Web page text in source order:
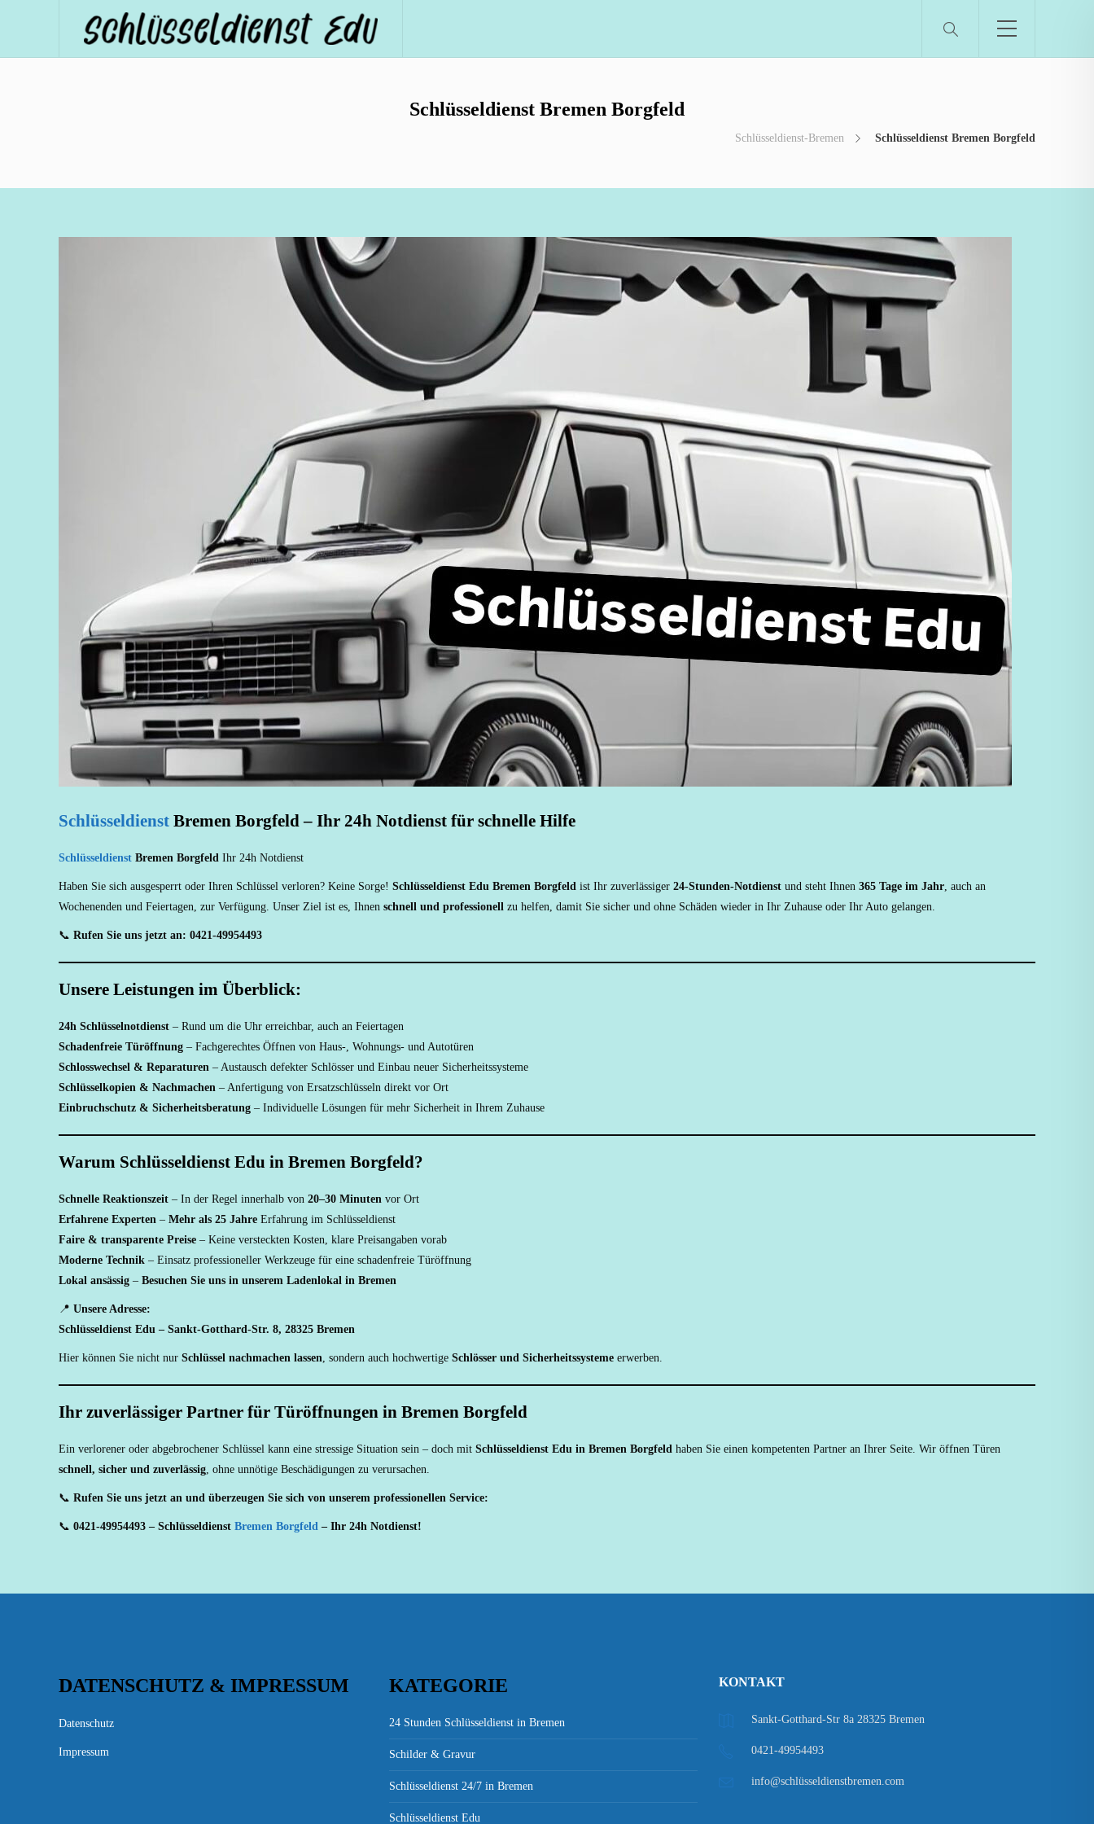
Schlüsseldienst Bremen Borgfeld
Schlüsseldienst-Bremen Schlüsseldienst Bremen Borgfeld
Schlüsseldienst Bremen Borgfeld – Ihr 24h Notdienst für schnelle Hilfe
Schlüsseldienst Bremen Borgfeld Ihr 24h Notdienst
Haben Sie sich ausgesperrt oder Ihren Schlüssel verloren? Keine Sorge! Schlüsseldienst Edu Bremen Borgfeld ist Ihr zuverlässiger 24-Stunden-Notdienst und steht Ihnen 365 Tage im Jahr, auch an
Wochenenden und Feiertagen, zur Verfügung. Unser Ziel ist es, Ihnen schnell und professionell zu helfen, damit Sie sicher und ohne Schäden wieder in Ihr Zuhause oder Ihr Auto gelangen.
📞 Rufen Sie uns jetzt an: 0421-49954493
Unsere Leistungen im Überblick:
24h Schlüsselnotdienst – Rund um die Uhr erreichbar, auch an Feiertagen
Schadenfreie Türöffnung – Fachgerechtes Öffnen von Haus-, Wohnungs- und Autotüren
Schlosswechsel & Reparaturen – Austausch defekter Schlösser und Einbau neuer Sicherheitssysteme
Schlüsselkopien & Nachmachen – Anfertigung von Ersatzschlüsseln direkt vor Ort
Einbruchschutz & Sicherheitsberatung – Individuelle Lösungen für mehr Sicherheit in Ihrem Zuhause
Warum Schlüsseldienst Edu in Bremen Borgfeld?
Schnelle Reaktionszeit – In der Regel innerhalb von 20–30 Minuten vor Ort
Erfahrene Experten – Mehr als 25 Jahre Erfahrung im Schlüsseldienst
Faire & transparente Preise – Keine versteckten Kosten, klare Preisangaben vorab
Moderne Technik – Einsatz professioneller Werkzeuge für eine schadenfreie Türöffnung
Lokal ansässig – Besuchen Sie uns in unserem Ladenlokal in Bremen
📍 Unsere Adresse:
Schlüsseldienst Edu – Sankt-Gotthard-Str. 8, 28325 Bremen
Hier können Sie nicht nur Schlüssel nachmachen lassen, sondern auch hochwertige Schlösser und Sicherheitssysteme erwerben.
Ihr zuverlässiger Partner für Türöffnungen in Bremen Borgfeld
Ein verlorener oder abgebrochener Schlüssel kann eine stressige Situation sein – doch mit Schlüsseldienst Edu in Bremen Borgfeld haben Sie einen kompetenten Partner an Ihrer Seite. Wir öffnen Türen
schnell, sicher und zuverlässig, ohne unnötige Beschädigungen zu verursachen.
📞 Rufen Sie uns jetzt an und überzeugen Sie sich von unserem professionellen Service:
📞 0421-49954493 – Schlüsseldienst Bremen Borgfeld – Ihr 24h Notdienst!
DATENSCHUTZ & IMPRESSUM
Datenschutz
Impressum
KATEGORIE
24 Stunden Schlüsseldienst in Bremen
Schilder & Gravur
Schlüsseldienst 24/7 in Bremen
Schlüsseldienst Edu
KONTAKT
Sankt-Gotthard-Str 8a 28325 Bremen
0421-49954493
info@schlüsseldienstbremen.com